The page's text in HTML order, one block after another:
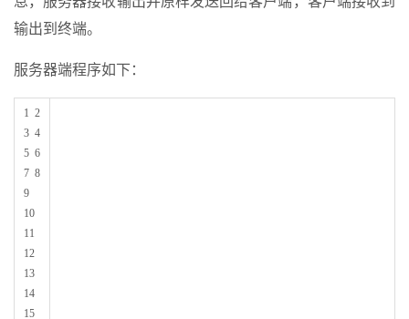
输出到终端。
服务器端程序如下：
1 2
3 4
5 6
7 8
9
10
11
12
13
14
15